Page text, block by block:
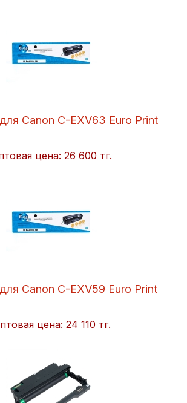
Canon C-EXV63 Euro Print
цена: 26 600 тг.
Canon C-EXV59 Euro Print
цена: 24 110 тг.